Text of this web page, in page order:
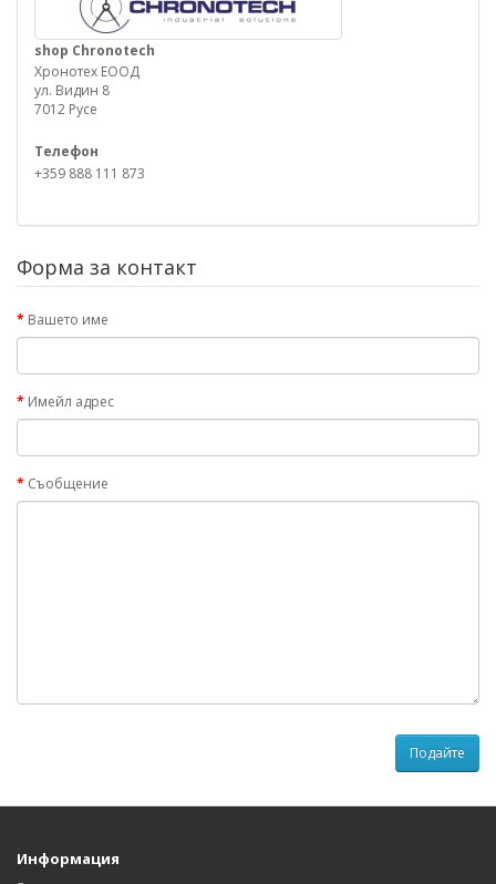
shop Chronotech
Хронотех ЕООД
ул. Видин 8
7012 Русе
Телефон
+359 888 111 873
Форма за контакт
Вашето име
Имейл адрес
Съобщение
Информация